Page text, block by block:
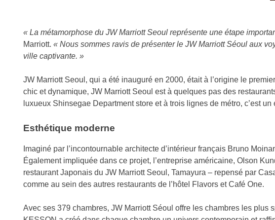
« La métamorphose du JW Marriott Seoul représente une étape
Marriott. « Nous sommes ravis de présenter le JW Marriott Séoul aux
ville captivante. »
JW Marriott Seoul, qui a été inauguré en 2000, était à l’origine le premier
chic et dynamique, JW Marriott Seoul est à quelques pas des
luxueux Shinsegae Department store et à trois lignes de métro, c’est
Esthétique moderne
Imaginé par l’incontournable architecte d’intérieur français Bruno
Également impliquée dans ce projet, l’entreprise américaine, Olson
restaurant Japonais du JW Marriott Seoul, Tamayura – repensé par
comme au sein des autres restaurants de l’hôtel Flavors et Café One.
Avec ses 379 chambres, JW Marriott Séoul offre les chambres les